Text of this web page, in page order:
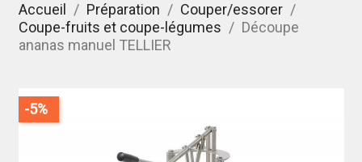
Accueil Préparation
Couper/essorer
Coupe-fruits et coupe-légumes
Découpe
ananas manuel TELLIER
-5%